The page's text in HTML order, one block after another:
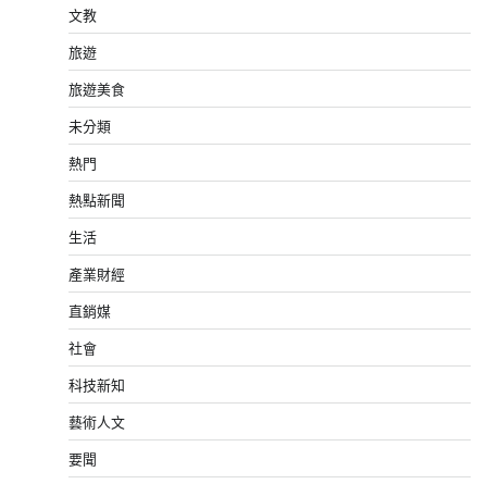
文教
旅遊
旅遊美食
未分類
熱門
熱點新聞
生活
產業財經
直銷媒
社會
科技新知
藝術人文
要聞